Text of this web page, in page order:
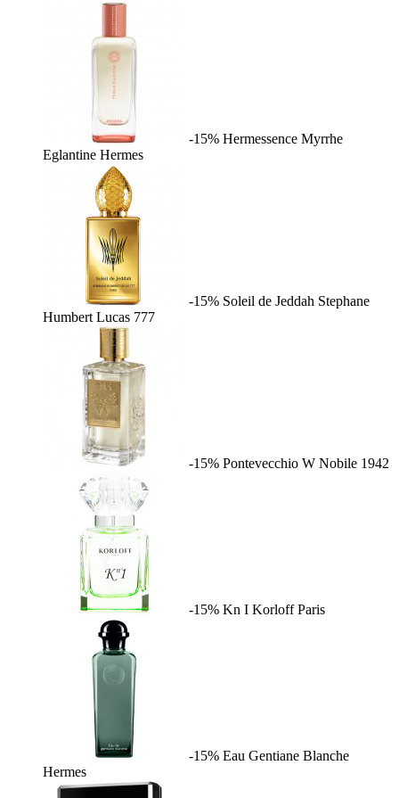
-15% Hermessence Myrrhe
Eglantine Hermes
-15% Soleil de Jeddah Stephane
Humbert Lucas 777
-15% Pontevecchio W Nobile 1942
-15% Kn I Korloff Paris
-15% Eau Gentiane Blanche
Hermes